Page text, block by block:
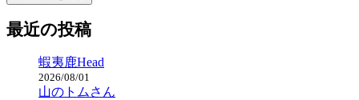
最近の投稿
蝦夷鹿Head
2026/08/01
山のトムさん